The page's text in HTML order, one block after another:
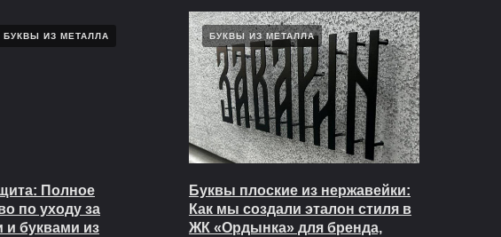
БУКВЫ ИЗ МЕТАЛЛА
Полное
по уходу за
и буквами из
БУКВЫ ИЗ МЕТАЛЛА
Буквы плоские из нержавейки:
Как мы создали эталон стиля в
ЖК «Ордынка» для бренда,